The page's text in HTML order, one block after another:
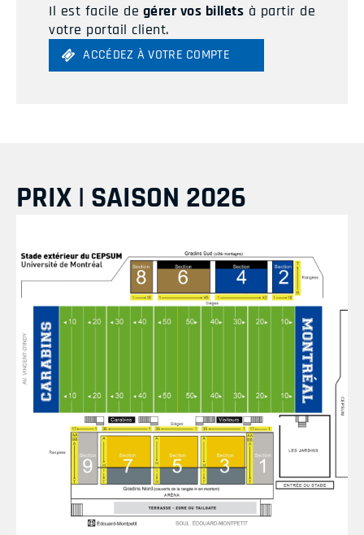
Il est facile de gérer vos billets à partir de
votre portail client.
ACCÉDEZ À VOTRE COMPTE
PRIX | SAISON 2026